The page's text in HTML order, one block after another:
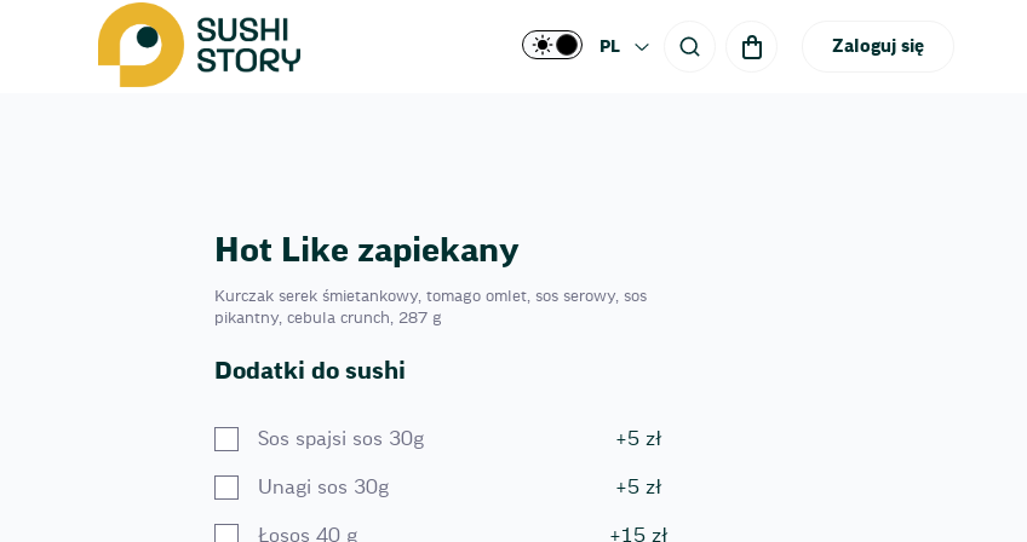
PL Zaloguj się
Hot Like zapiekany
Kurczak serek śmietankowy, tomago omlet, sos serowy, sos
pikantny, cebula crunch, 287 g
Dodatki do sushi
Sos spajsi sos 30g +5 zł
Unagi sos 30g +5 zł
Łosos 40 g +15 zł